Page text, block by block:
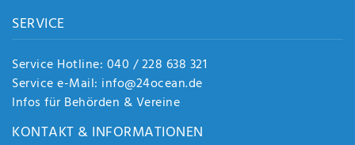
SERVICE
Service Hotline: 040 / 228 638 321
Service e-Mail: info@24ocean.de
Infos für Behörden & Vereine
KONTAKT & INFORMATIONEN